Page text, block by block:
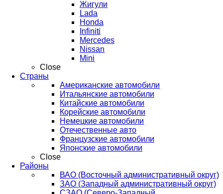
Жигули
Lada
Honda
Infiniti
Mercedes
Nissan
Mini
Close
Страны
Американские автомобили
Итальянские автомобили
Китайские автомобили
Корейские автомобили
Немецкие автомобили
Отечественные авто
Французские автомобили
Японские автомобили
Close
Районы
ВАО (Восточный административный округ)
ЗАО (Западный административный округ)